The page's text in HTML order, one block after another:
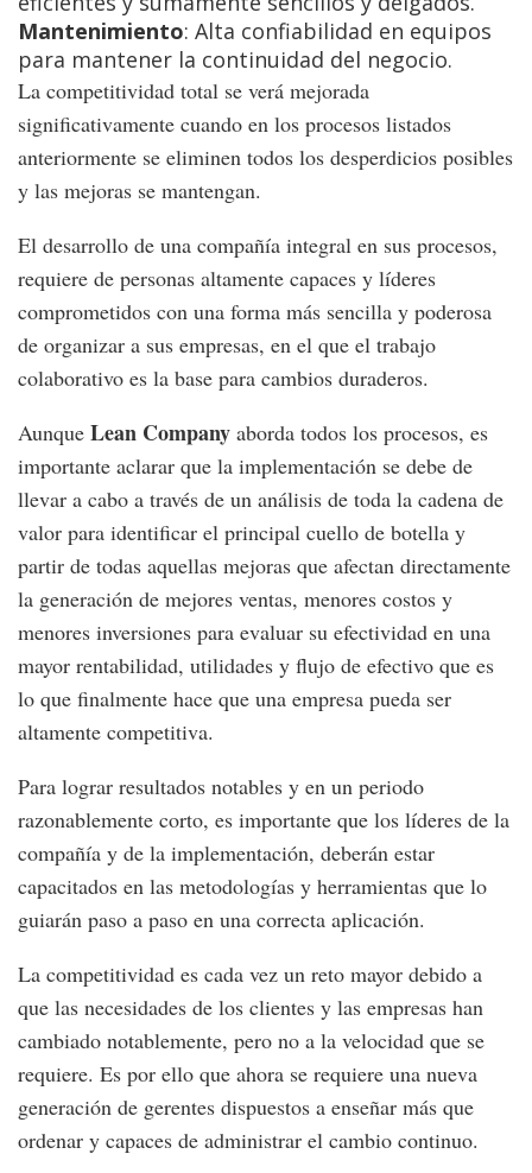
Mantenimiento: Alta confiabilidad en equipos
para mantener la continuidad del negocio.
La competitividad total se verá mejorada
significativamente cuando en los procesos listados
anteriormente se eliminen todos los desperdicios posibles
y las mejoras se mantengan.
El desarrollo de una compañía integral en sus procesos,
requiere de personas altamente capaces y líderes
comprometidos con una forma más sencilla y poderosa
de organizar a sus empresas, en el que el trabajo
colaborativo es la base para cambios duraderos.
Aunque Lean Company aborda todos los procesos, es
importante aclarar que la implementación se debe de
llevar a cabo a través de un análisis de toda la cadena de
valor para identificar el principal cuello de botella y
partir de todas aquellas mejoras que afectan directamente
la generación de mejores ventas, menores costos y
menores inversiones para evaluar su efectividad en una
mayor rentabilidad, utilidades y flujo de efectivo que es
lo que finalmente hace que una empresa pueda ser
altamente competitiva.
Para lograr resultados notables y en un periodo
razonablemente corto, es importante que los líderes de la
compañía y de la implementación, deberán estar
capacitados en las metodologías y herramientas que lo
guiarán paso a paso en una correcta aplicación.
La competitividad es cada vez un reto mayor debido a
que las necesidades de los clientes y las empresas han
cambiado notablemente, pero no a la velocidad que se
requiere. Es por ello que ahora se requiere una nueva
generación de gerentes dispuestos a enseñar más que
ordenar y capaces de administrar el cambio continuo.